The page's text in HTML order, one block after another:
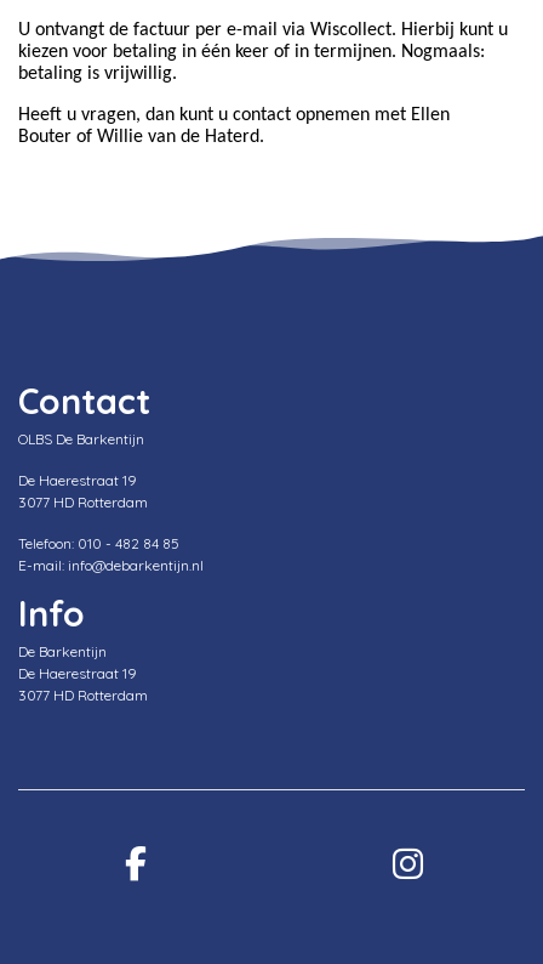
U ontvangt de factuur per e-mail via Wiscollect. Hierbij kunt u
kiezen voor betaling in één keer of in termijnen. Nogmaals:
betaling is vrijwillig.
Heeft u vragen, dan kunt u contact opnemen met Ellen
Bouter of Willie van de Haterd.
Contact
OLBS De Barkentijn
De Haerestraat 19
3077 HD Rotterdam
Telefoon: 010 - 482 84 85
E-mail: info@debarkentijn.nl
Info
De Barkentijn
De Haerestraat 19
3077 HD Rotterdam